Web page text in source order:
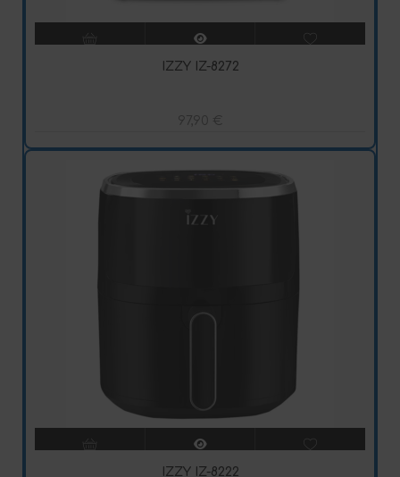
IZZY IZ-8272
97,90 €
IZZY IZ-8222